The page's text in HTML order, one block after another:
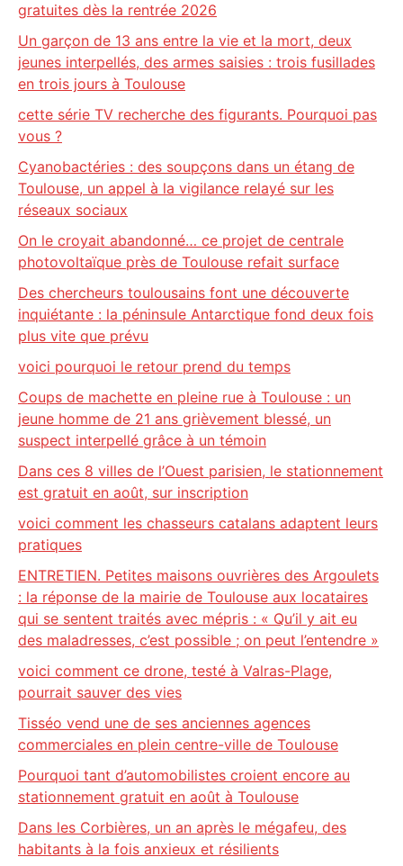
gratuites dès la rentrée 2026
Un garçon de 13 ans entre la vie et la mort, deux
jeunes interpellés, des armes saisies : trois fusillades
en trois jours à Toulouse
cette série TV recherche des figurants. Pourquoi pas
vous ?
Cyanobactéries : des soupçons dans un étang de
Toulouse, un appel à la vigilance relayé sur les
réseaux sociaux
On le croyait abandonné… ce projet de centrale
photovoltaïque près de Toulouse refait surface
Des chercheurs toulousains font une découverte
inquiétante : la péninsule Antarctique fond deux fois
plus vite que prévu
voici pourquoi le retour prend du temps
Coups de machette en pleine rue à Toulouse : un
jeune homme de 21 ans grièvement blessé, un
suspect interpellé grâce à un témoin
Dans ces 8 villes de l’Ouest parisien, le stationnement
est gratuit en août, sur inscription
voici comment les chasseurs catalans adaptent leurs
pratiques
ENTRETIEN. Petites maisons ouvrières des Argoulets
: la réponse de la mairie de Toulouse aux locataires
qui se sentent traités avec mépris : « Qu’il y ait eu
des maladresses, c’est possible ; on peut l’entendre »
voici comment ce drone, testé à Valras-Plage,
pourrait sauver des vies
Tisséo vend une de ses anciennes agences
commerciales en plein centre-ville de Toulouse
Pourquoi tant d’automobilistes croient encore au
stationnement gratuit en août à Toulouse
Dans les Corbières, un an après le mégafeu, des
habitants à la fois anxieux et résilients